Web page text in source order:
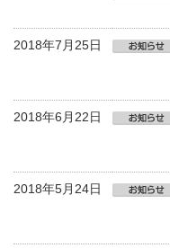
2018年7月25日
2018年6月22日
2018年5月24日